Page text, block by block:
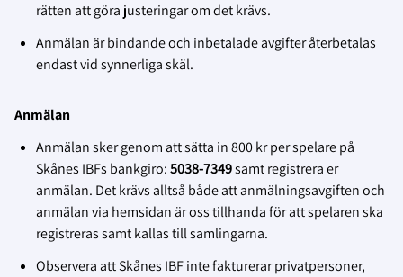
rätten att göra justeringar om det krävs.
Anmälan är bindande och inbetalade avgifter återbetalas
endast vid synnerliga skäl.
Anmälan
Anmälan sker genom att sätta in 800 kr per spelare på
Skånes IBFs bankgiro:5038-7349samt registrera er
anmälan. Det krävs alltså både att anmälningsavgiften och
anmälan via hemsidan är oss tillhanda för att spelaren ska
registreras samt kallas till samlingarna.
Observera att Skånes IBF inte fakturerar privatpersoner,